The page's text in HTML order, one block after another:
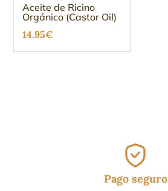
Aceite de Ricino
Orgánico (Castor Oil)
14.95€
Pago seguro